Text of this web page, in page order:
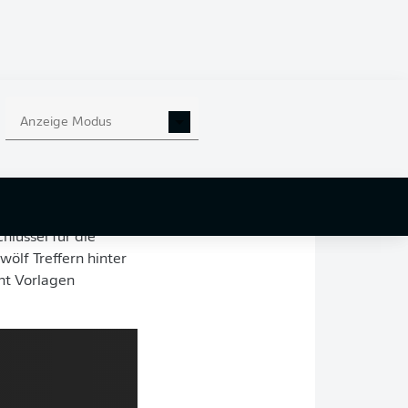
Anzeige Modus
ist es ein
Der 19-
wahrsten Sinne
vorstieß.
zuhause ist,
für die
Treffern hinter
Vorlagen